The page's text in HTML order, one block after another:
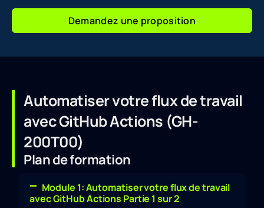
Demandez une proposition
Automatiser votre flux de travail
avec GitHub Actions (GH-
200T00)
Plan de formation
Module 1: Automatiser votre flux de travail
avec GitHub Actions Partie 1 sur 2